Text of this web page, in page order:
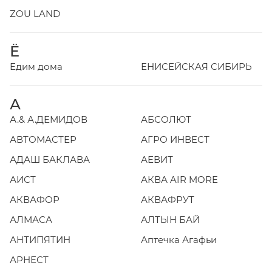
ZOU LAND
Ё
Едим дома ЕНИСЕЙСКАЯ СИБИРЬ
А
А.& А.ДЕМИДОВ
АБСОЛЮТ
АВТОМАСТЕР
АГРО ИНВЕСТ
АДАШ БАКЛАВА
АЕВИТ
АИСТ
АКВА AIR MORE
АКВАФОР
АКВАФРУТ
АЛМАСА
АЛТЫН БАЙ
АНТИПЯТИН
Аптечка Агафьи
АРНЕСТ